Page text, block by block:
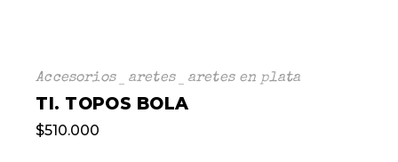
Accesorios aretes aretes en plata
TI. TOPOS BOLA
$510.000